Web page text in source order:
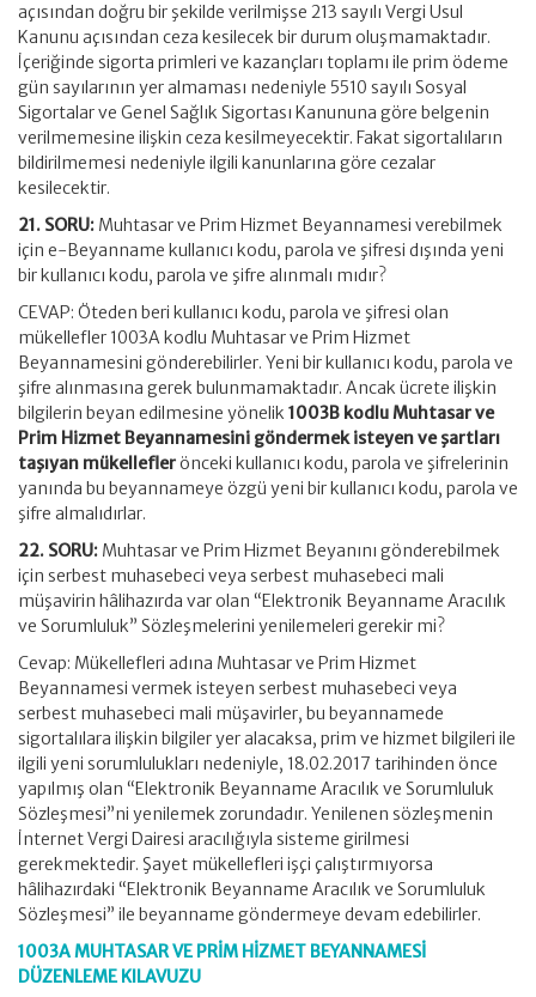
açısından doğru bir şekilde verilmişse 213 sayılı Vergi Usul
Kanunu açısından ceza kesilecek bir durum oluşmamaktadır.
İçeriğinde sigorta primleri ve kazançları toplamı ile prim ödeme
gün sayılarının yer almaması nedeniyle 5510 sayılı Sosyal
Sigortalar ve Genel Sağlık Sigortası Kanununa göre belgenin
verilmemesine ilişkin ceza kesilmeyecektir. Fakat sigortalıların
bildirilmemesi nedeniyle ilgili kanunlarına göre cezalar
kesilecektir.
21. SORU: Muhtasar ve Prim Hizmet Beyannamesi verebilmek
için e-Beyanname kullanıcı kodu, parola ve şifresi dışında yeni
bir kullanıcı kodu, parola ve şifre alınmalı mıdır?
CEVAP: Öteden beri kullanıcı kodu, parola ve şifresi olan
mükellefler 1003A kodlu Muhtasar ve Prim Hizmet
Beyannamesini gönderebilirler. Yeni bir kullanıcı kodu, parola ve
şifre alınmasına gerek bulunmamaktadır. Ancak ücrete ilişkin
bilgilerin beyan edilmesine yönelik 1003B kodlu Muhtasar ve
Prim Hizmet Beyannamesini göndermek isteyen ve şartları
taşıyan mükelleflerönceki kullanıcı kodu, parola ve şifrelerinin
yanında bu beyannameye özgü yeni bir kullanıcı kodu, parola ve
şifre almalıdırlar.
22. SORU: Muhtasar ve Prim Hizmet Beyanını gönderebilmek
için serbest muhasebeci veya serbest muhasebeci mali
müşavirin hâlihazırda var olan “Elektronik Beyanname Aracılık
ve Sorumluluk” Sözleşmelerini yenilemeleri gerekir mi?
Cevap: Mükellefleri adına Muhtasar ve Prim Hizmet
Beyannamesi vermek isteyen serbest muhasebeci veya
serbest muhasebeci mali müşavirler, bu beyannamede
sigortalılara ilişkin bilgiler yer alacaksa, prim ve hizmet bilgileri ile
ilgili yeni sorumlulukları nedeniyle, 18.02.2017 tarihinden önce
yapılmış olan “Elektronik Beyanname Aracılık ve Sorumluluk
Sözleşmesi”ni yenilemek zorundadır. Yenilenen sözleşmenin
İnternet Vergi Dairesi aracılığıyla sisteme girilmesi
gerekmektedir. Şayet mükellefleri işçi çalıştırmıyorsa
hâlihazırdaki “Elektronik Beyanname Aracılık ve Sorumluluk
Sözleşmesi” ile beyanname göndermeye devam edebilirler.
1003A MUHTASAR VE PRİM HİZMET BEYANNAMESİ
DÜZENLEME KILAVUZU